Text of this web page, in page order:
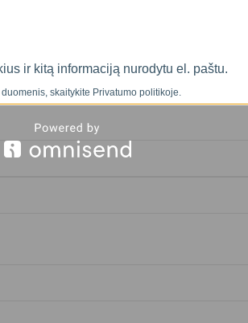
ir kitą informaciją nurodytu el. paštu.
skaitykite Privatumo politikoje.